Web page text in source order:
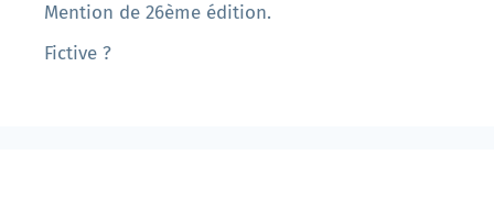
Mention de 26ème édition.
Fictive ?